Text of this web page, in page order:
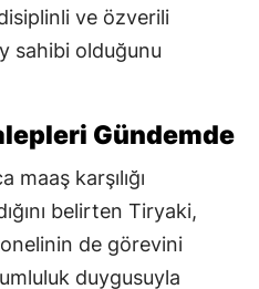
ve özverili
sahibi olduğunu
Gündemde
maaş karşılığı
belirten Tiryaki,
de görevini
duygusuyla